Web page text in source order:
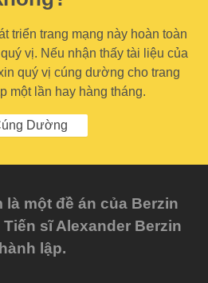
triển trang mạng này hoàn toàn
vị. Nếu nhận thấy tài liệu của
quý vị cúng dường cho trang
một lần hay hàng tháng.
Dường
một đề án của Berzin
sĩ Alexander Berzin
lập.